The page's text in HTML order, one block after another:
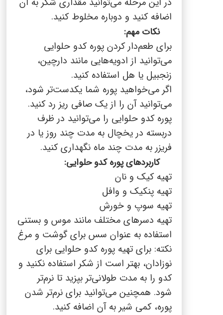
اضافه کنید و دوباره مخلوط کنید.
نکات مهم:
برای طعم‌دار کردن پوره کدو حلوایی
می‌توانید از ادویه‌هایی مانند دارچین،
زنجبیل یا هل استفاده کنید.
اگر می‌خواهید پوره شما یکدست‌تر شود،
می‌توانید آن را از یک صافی ریز رد کنید.
پوره کدو حلوایی را می‌توانید در ظرف
دربسته در یخچال به مدت چند روز یا در
فریزر به مدت چند ماه نگهداری کنید.
کاربردهای پوره کدو حلوایی:
تهیه کیک و نان
تهیه پنکیک و وافل
تهیه سوپ و خورش
تهیه دسرهای مختلف مانند موس و بستنی
استفاده به عنوان سس برای گوشت و مرغ
نکته: برای تهیه پوره کدو حلوایی برای
نوزادان، بهتر است از شکر استفاده نکنید و
کدو را به مدت طولانی‌تر بپزید تا نرم‌تر
شود. همچنین می‌توانید برای نرم‌تر شدن
پوره، کمی شیر به آن اضافه کنید.